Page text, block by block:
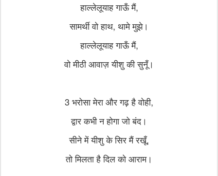
हाल्लेलूयाह गाऊँ मैं,
सामर्थी वो हाथ, थामे मुझे।
हाल्लेलूयाह गाऊँ मैं,
वो मीठी आवाज़ यीशु की सुनूँ।
3 भरोसा मेरा और गढ़ है वोही,
द्वार कभी न होगा जो बंद।
सीने में यीशु के सिर मैं रखूँ,
तो मिलता है दिल को आराम।